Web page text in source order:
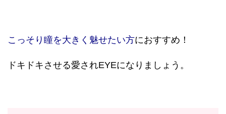
こっそり瞳を大きく魅せたい方におすすめ！
ドキドキさせる愛されEYEになりましょう。